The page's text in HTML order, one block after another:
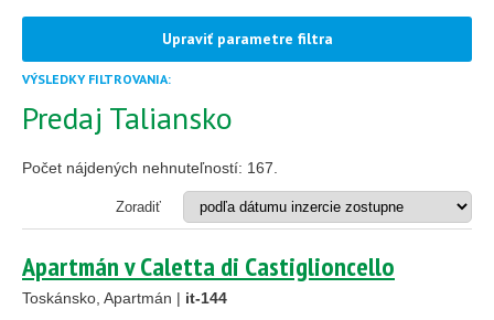
TYP(môžete vybrať viacej položiek)
Dom
Hotel
Reštaurácia
Stavebný pozemok
Abruzzo (0)
Basilicata (0)
Upraviť parametre filtra
VÝSLEDKY FILTROVANIA:
Predaj Taliansko
Počet nájdených nehnuteľností: 167
Zoradiť
Apartmán v Caletta di Castiglioncello
Toskánsko, Apartmán | it-144